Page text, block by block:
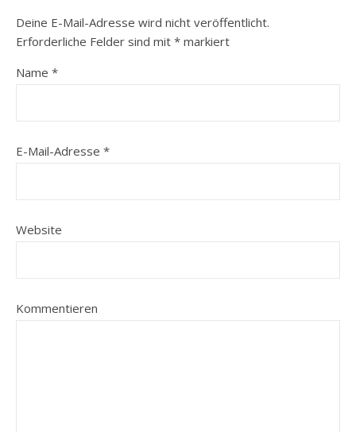
Deine E-Mail-Adresse wird nicht veröffentlicht.
Erforderliche Felder sind mit * markiert
Name *
E-Mail-Adresse *
Website
Kommentieren